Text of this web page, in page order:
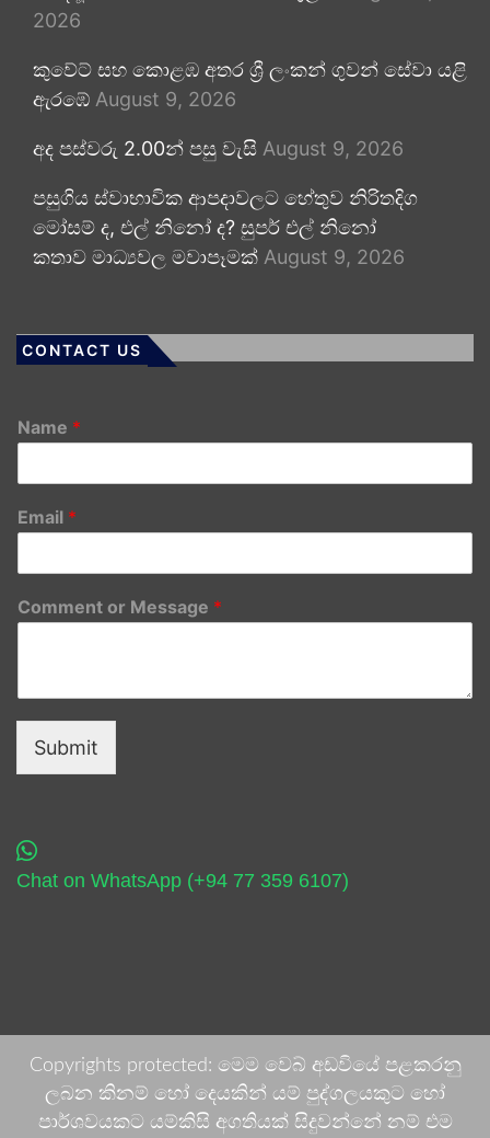
2026
කුවේට් සහ කොළඹ අතර ශ්‍රී ලංකන් ගුවන් සේවා යළි
ඇරඹේ August 9, 2026
අද පස්වරු 2.00න් පසු වැසි August 9, 2026
පසුගිය ස්වාභාවික ආපදාවලට හේතුව නිරිතදිග
මෝසම් ද, එල් නිනෝ ද? සුපර් එල් නිනෝ
කතාව මාධ්‍යවල මවාපෑමක් August 9, 2026
CONTACT US
Name *
Email *
Comment or Message *
Submit
Chat on WhatsApp (+94 77 359 6107)
Copyrights protected: මෙම වෙබ් අඩවියේ පළකරනු
ලබන කිනම් හෝ දෙයකින් යම් පුද්ගලයකුට හෝ
පාර්ශවයකට යම්කිසි අගතියක් සිදුවන්නේ නම් එම